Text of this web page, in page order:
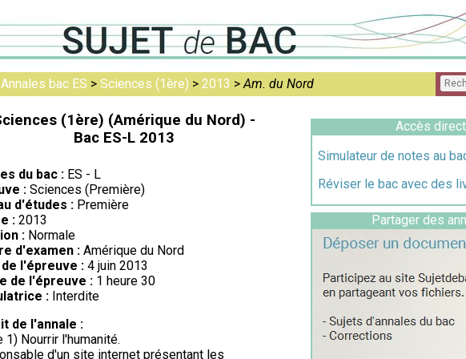
Annales bac ES > Sciences (1ère) > 2013 >Am. du Nord
(1ère) (Amérique du Nord) -
Bac ES-L 2013
du bac : ES - L
: Sciences (Première)
d'études : Première
: 2013
: Normale
d'examen : Amérique du Nord
l'épreuve : 4 juin 2013
de l'épreuve : 1 heure 30
: Interdite
de l'annale :
1) Nourrir l'humanité.
d'un site internet présentant les
Accès direct
Simulateur de notes au
Réviser le bac avec des
Partager des